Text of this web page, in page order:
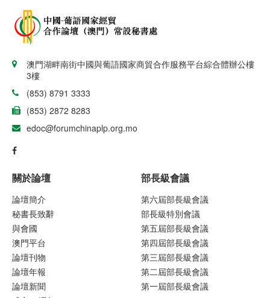
澳門湖畔南街中國與葡語國家商貿合作服務平台綜合體辦公樓
3樓
(853) 8791 3333
(853) 2872 8283
edoc@forumchinaplp.org.mo
關於論壇
論壇簡介
秘書長致辭
與會國
澳門平台
論壇刊物
論壇年報
論壇新聞
部長級會議
第六屆部長級會議
部長級特別會議
第五屆部長級會議
第四屆部長級會議
第三屆部長級會議
第二屆部長級會議
第一屆部長級會議